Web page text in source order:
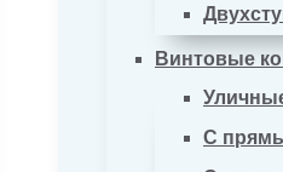
Винтовые
С